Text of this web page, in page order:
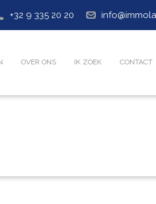
+32 9 335 20 20
OVER ONS IK ZOEK CONTACT